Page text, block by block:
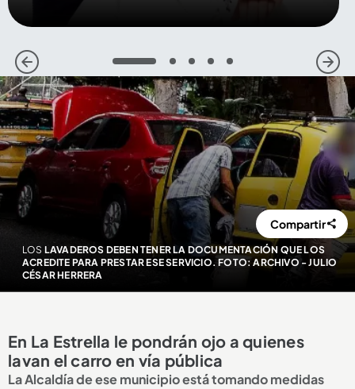
1 2 3 4 5
LOS LAVADEROS DEBEN TENER LA DOCUMENTACIÓN QUE LOS
ACREDITE PARA PRESTAR ESE SERVICIO. FOTO: ARCHIVO - JULIO
CÉSAR HERRERA
Compartir
En La Estrella le pondrán ojo a quienes
lavan el carro en vía pública
La Alcaldía de ese municipio está tomando medidas